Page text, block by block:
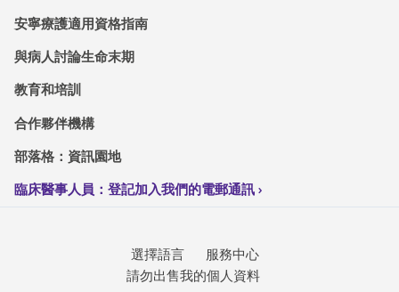
安寧療護適用資格指南
與病人討論生命末期
教育和培訓
合作夥伴機構
部落格：資訊園地
臨床醫事人員：登記加入我們的電郵通訊
選擇語言
服務中心
請勿出售我的個人資料